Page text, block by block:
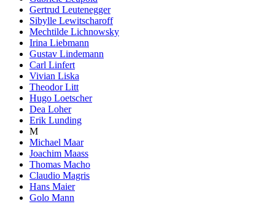
Gertrud Leutenegger
Sibylle Lewitscharoff
Mechtilde Lichnowsky
Irina Liebmann
Gustav Lindemann
Carl Linfert
Vivian Liska
Theodor Litt
Hugo Loetscher
Dea Loher
Erik Lunding
M
Michael Maar
Joachim Maass
Thomas Macho
Claudio Magris
Hans Maier
Golo Mann